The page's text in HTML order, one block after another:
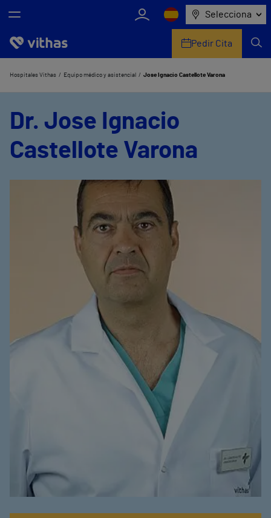
Selecciona
Nosotros
Pedir Cita
Hospitales Vithas Equipo médico y asistencial Jose Ignacio Castellote Varona
Dr. Jose Ignacio
Castellote Varona